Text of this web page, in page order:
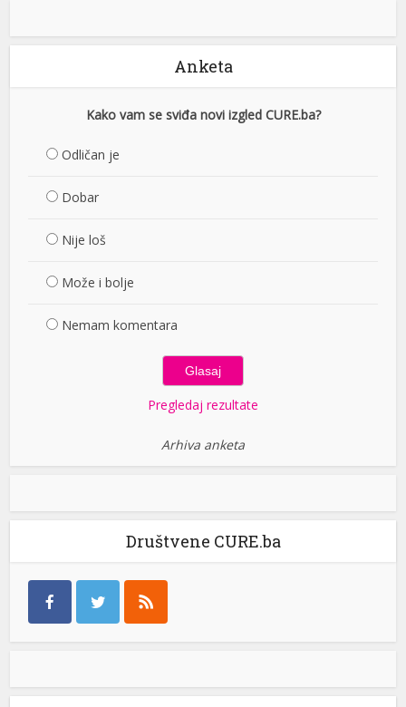
Anketa
Kako vam se sviđa novi izgled CURE.ba?
Odličan je
Dobar
Nije loš
Može i bolje
Nemam komentara
Pregledaj rezultate
Arhiva anketa
Društvene CURE.ba